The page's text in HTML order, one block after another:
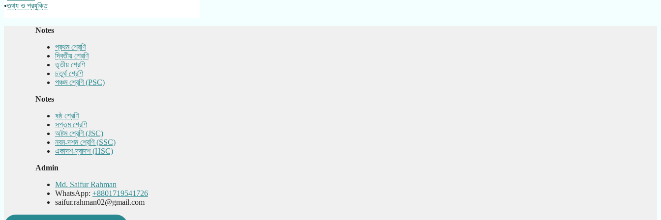
•তথ্য ও প্রযুক্তি
Notes
প্রথম শ্রেণি
দ্বিতীয় শ্রেণি
তৃতীয় শ্রেণি
চতুর্থ শ্রেণি
পঞ্চম শ্রেণি (PSC)
Notes
ষষ্ঠ শ্রেণি
সপ্তম শ্রেণি
অষ্টম শ্রেণি (JSC)
নবম-দশম শ্রেণি (SSC)
একাদশ-দ্বাদশ (HSC)
Admin
Md. Saifur Rahman
WhatsApp: +8801719541726
saifur.rahman02@gmail.com